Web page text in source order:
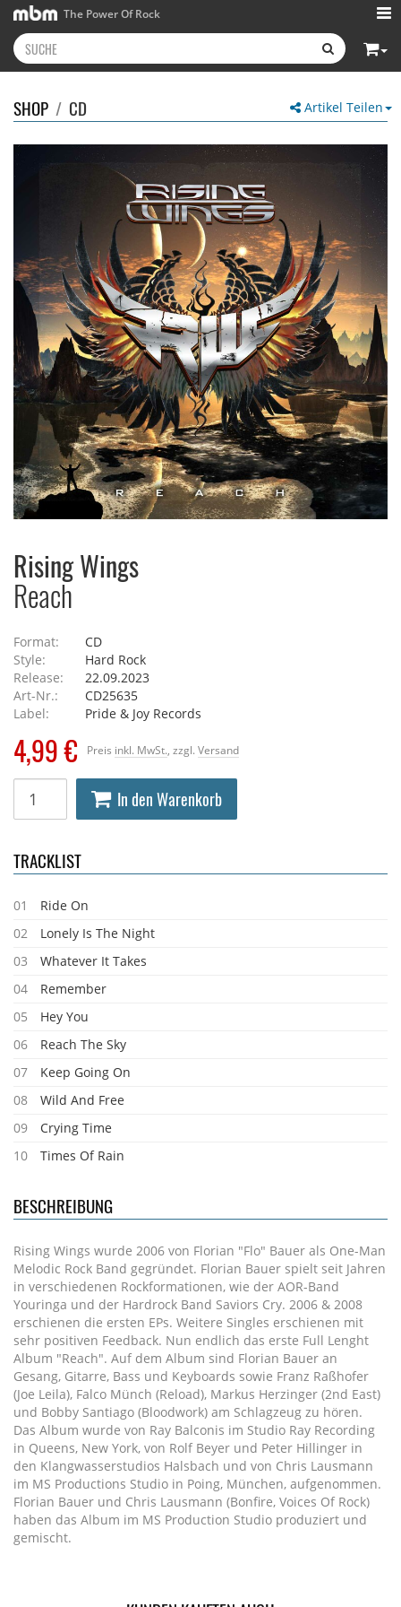
The Power Of Rock
Artikel Teilen
SHOP / CD
Rising Wings
Reach
Format:
CD
Style:
Hard Rock
Release:
22.09.2023
Art-Nr.:
CD25635
Label:
Pride & Joy Records
Preis inkl. MwSt. , zzgl. Versand
4,99 €
In den Warenkorb
TRACKLIST
01
Ride On
02
Lonely Is The Night
03
Whatever It Takes
04
Remember
05
Hey You
06
Reach The Sky
07
Keep Going On
08
Wild And Free
09
Crying Time
10
Times Of Rain
BESCHREIBUNG
Rising Wings wurde 2006 von Florian "Flo" Bauer als One-Man
Melodic Rock Band gegründet. Florian Bauer spielt seit Jahren
in verschiedenen Rockformationen, wie der AOR-Band
Youringa und der Hardrock Band Saviors Cry. 2006 & 2008
erschienen die ersten EPs. Weitere Singles erschienen mit
sehr positiven Feedback. Nun endlich das erste Full Lenght
Album "Reach". Auf dem Album sind Florian Bauer an
Gesang, Gitarre, Bass und Keyboards sowie Franz Raßhofer
(Joe Leila), Falco Münch (Reload), Markus Herzinger (2nd East)
und Bobby Santiago (Bloodwork) am Schlagzeug zu hören.
Das Album wurde von Ray Balconis im Studio Ray Recording
in Queens, New York, von Rolf Beyer und Peter Hillinger in
den Klangwasserstudios Halsbach und von Chris Lausmann
im MS Productions Studio in Poing, München, aufgenommen.
Florian Bauer und Chris Lausmann (Bonfire, Voices Of Rock)
haben das Album im MS Production Studio produziert und
gemischt.